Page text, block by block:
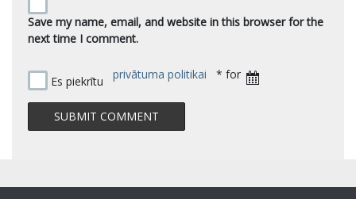
Save my name, email, and website in this browser for the
next time I comment.
Es piekrītu privātuma politikai * for